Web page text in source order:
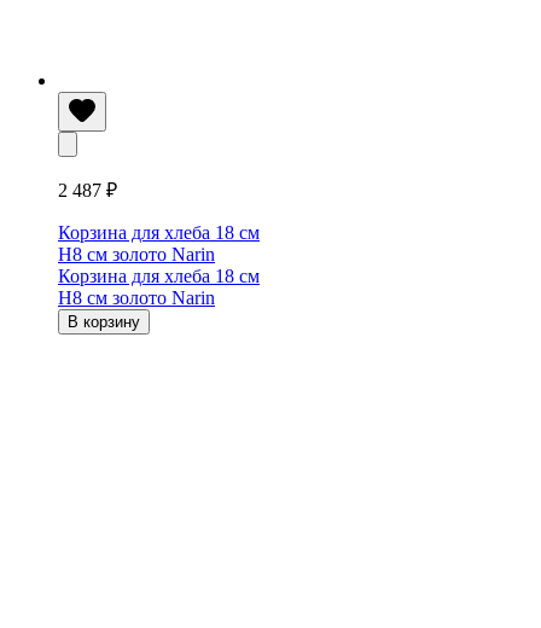
2 487 ₽
Корзина для хлеба 18 см
H8 см золото Narin
Корзина для хлеба 18 см
H8 см золото Narin
В корзину